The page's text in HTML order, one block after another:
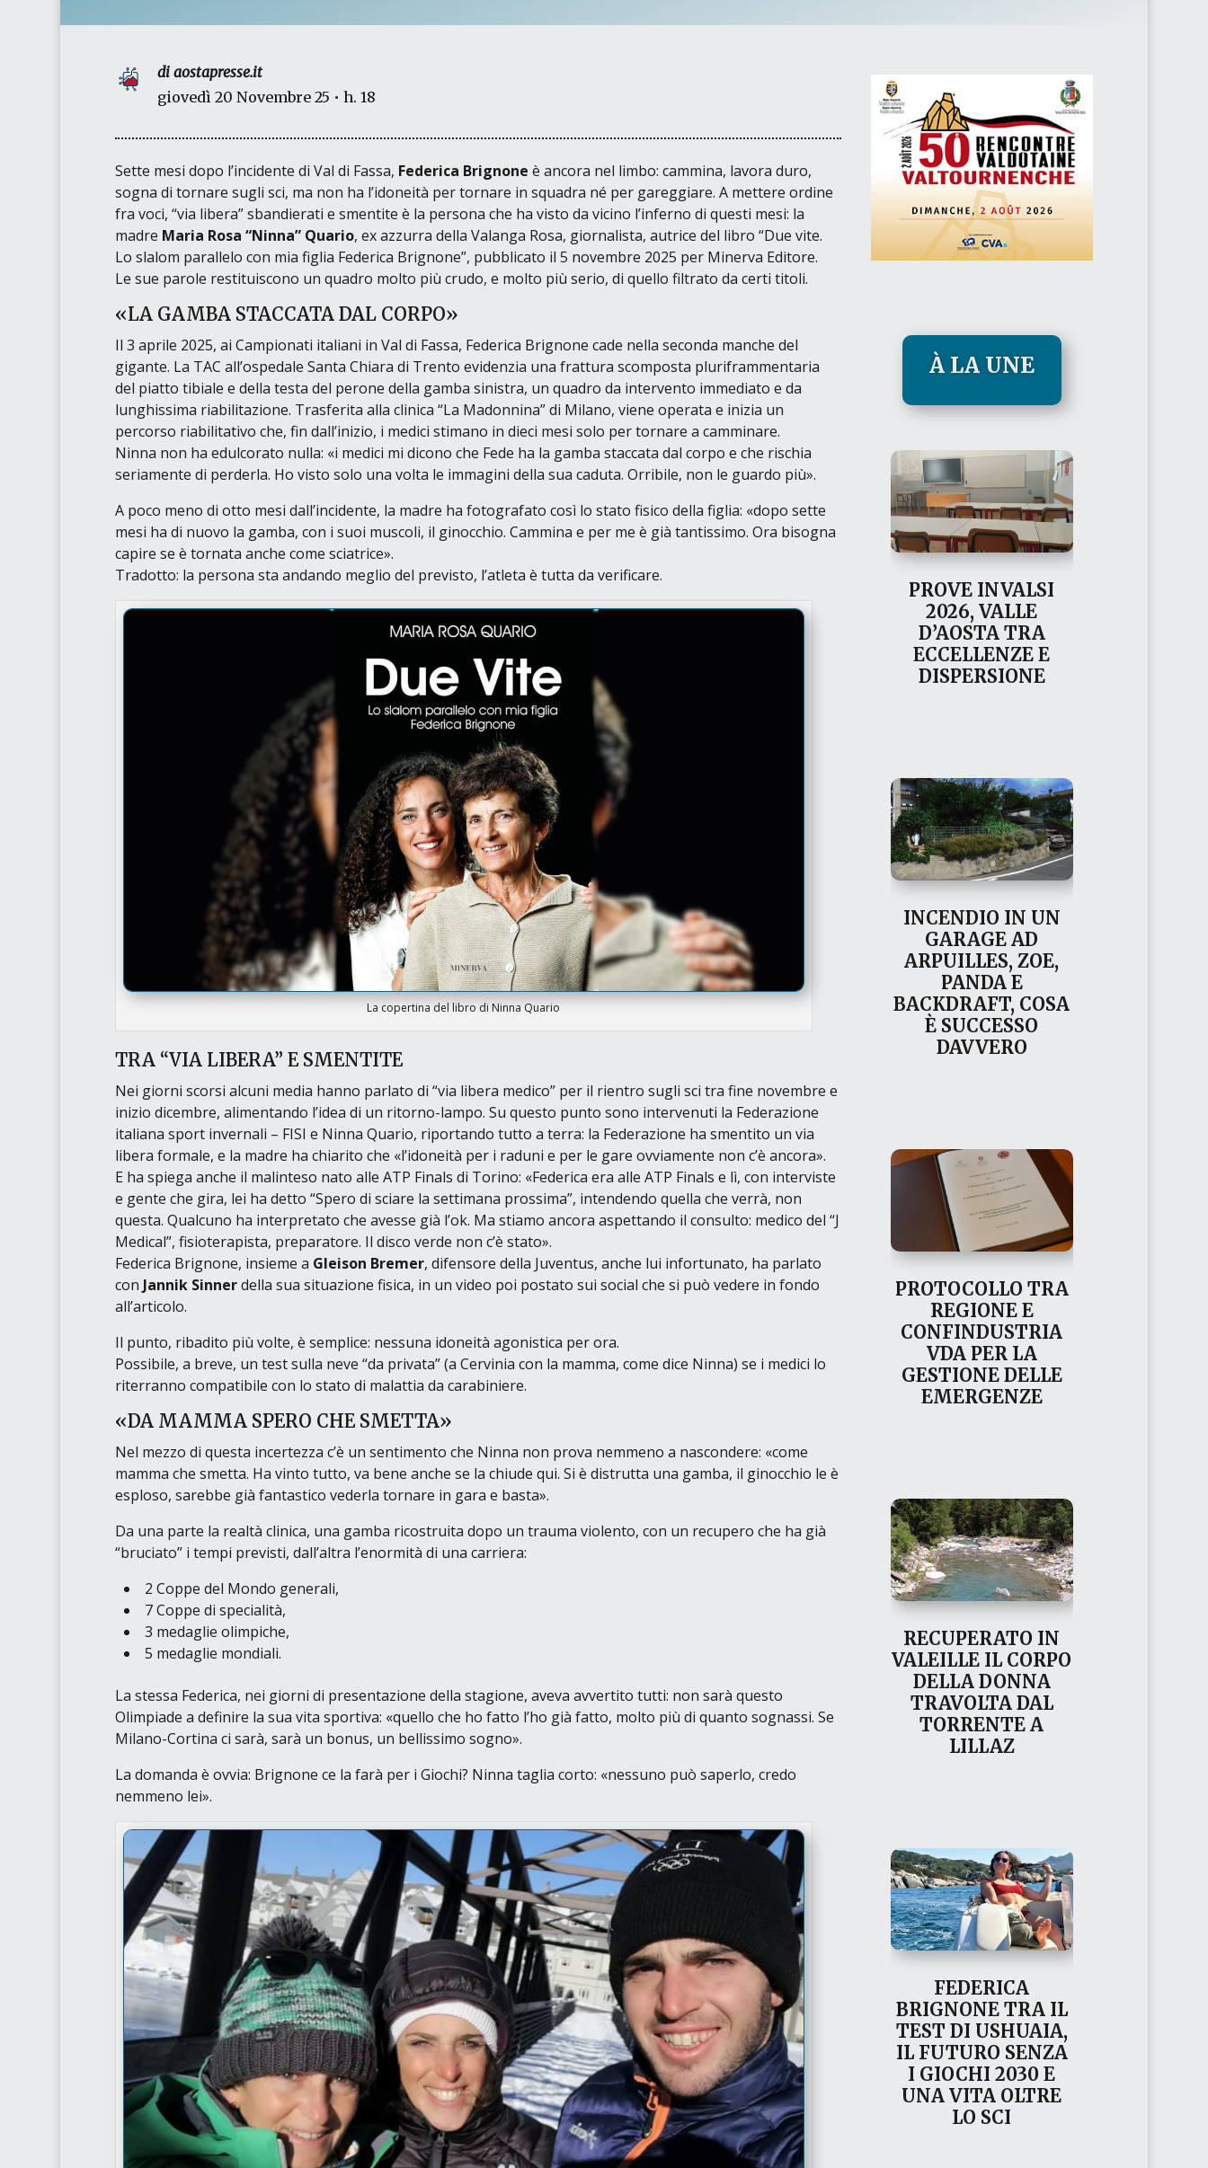
di aostapresse.it
giovedì 20 Novembre 25 • h. 18
Sette mesi dopo l’incidente di Val di Fassa, Federica Brignone è ancora nel limbo: cammina, lavora duro,
sogna di tornare sugli sci, ma non ha l’idoneità per tornare in squadra né per gareggiare. A mettere ordine
fra voci, “via libera”sbandierati e smentite è la persona che ha visto da vicino l’inferno di questi mesi: la
madre Maria Rosa “Ninna”Quario, ex azzurra della Valanga Rosa, giornalista, autrice del libro “Due vite.
Lo slalom parallelo con mia figlia Federica Brignone”, pubblicato il 5 novembre 2025 per Minerva Editore.
Le sue parole restituiscono un quadro molto più crudo, e molto più serio, di quello filtrato da certi titoli.
«LA GAMBA STACCATA DAL CORPO»
Il 3 aprile 2025, ai Campionati italiani in Val di Fassa, Federica Brignone cade nella seconda manche del
gigante. La TAC all’ospedale Santa Chiara di Trento evidenzia una frattura scomposta pluriframmentaria
del piatto tibiale e della testa del perone della gamba sinistra, un quadro da intervento immediato e da
lunghissima riabilitazione. Trasferita alla clinica “La Madonnina”di Milano, viene operata e inizia un
percorso riabilitativo che, fin dall’inizio, i medici stimano in dieci mesi solo per tornare a camminare.
Ninna non ha edulcorato nulla: «i medici mi dicono che Fede ha la gamba staccata dal corpo e che rischia
seriamente di perderla. Ho visto solo una volta le immagini della sua caduta. Orribile, non le guardo più».
A poco meno di otto mesi dall’incidente, la madre ha fotografato così lo stato fisico della figlia: «dopo sette
mesi ha di nuovo la gamba, con i suoi muscoli, il ginocchio. Cammina e per me è già tantissimo. Ora bisogna
capire se è tornata anche come sciatrice».
Tradotto: la persona sta andando meglio del previsto, l’atleta è tutta da verificare.
La copertina del libro di Ninna Quario
TRA “VIA LIBERA” E SMENTITE
Nei giorni scorsi alcuni media hanno parlato di “via libera medico”per il rientro sugli sci tra fine novembre e
inizio dicembre, alimentando l’idea di un ritorno-lampo. Su questo punto sono intervenuti la Federazione
italiana sport invernali – FISI e Ninna Quario, riportando tutto a terra: la Federazione ha smentito un via
libera formale, e la madre ha chiarito che «l’idoneità per i raduni e per le gare ovviamente non c’è ancora».
E ha spiega anche il malinteso nato alle ATP Finals di Torino: «Federica era alle ATP Finals e lì, con interviste
e gente che gira, lei ha detto “Spero di sciare la settimana prossima”, intendendo quella che verrà, non
questa. Qualcuno ha interpretato che avesse già l’ok. Ma stiamo ancora aspettando il consulto: medico del “J
Medical”, fisioterapista, preparatore. Il disco verde non c’è stato».
Federica Brignone, insieme a Gleison Bremer, difensore della Juventus, anche lui infortunato, ha parlato
con Jannik Sinnerdella sua situazione fisica, in un video poi postato sui social che si può vedere in fondo
all’articolo.
Il punto, ribadito più volte, è semplice: nessuna idoneità agonistica per ora.
Possibile, a breve, un test sulla neve “da privata” (a Cervinia con la mamma, come dice Ninna) se i medici lo
riterranno compatibile con lo stato di malattia da carabiniere.
«DA MAMMA SPERO CHE SMETTA»
Nel mezzo di questa incertezza c’è un sentimento che Ninna non prova nemmeno a nascondere: «come
mamma che smetta. Ha vinto tutto, va bene anche se la chiude qui. Si è distrutta una gamba, il ginocchio le è
esploso, sarebbe già fantastico vederla tornare in gara e basta».
Da una parte la realtà clinica, una gamba ricostruita dopo un trauma violento, con un recupero che ha già
“bruciato” i tempi previsti, dall’altra l’enormità di una carriera:
2 Coppe del Mondo generali,
7 Coppe di specialità,
3 medaglie olimpiche,
5 medaglie mondiali.
La stessa Federica, nei giorni di presentazione della stagione, aveva avvertito tutti: non sarà questo
Olimpiade a definire la sua vita sportiva: «quello che ho fatto l’ho già fatto, molto più di quanto sognassi. Se
Milano-Cortina ci sarà, sarà un bonus, un bellissimo sogno».
La domanda è ovvia: Brignone ce la farà per i Giochi? Ninna taglia corto: «nessuno può saperlo, credo
nemmeno lei».
À LA UNE
PROVE INVALSI
2026, VALLE
D’AOSTA TRA
ECCELLENZE E
DISPERSIONE
INCENDIO IN UN
GARAGE AD
ARPUILLES, ZOE,
PANDA E
BACKDRAFT, COSA
È SUCCESSO
DAVVERO
PROTOCOLLO TRA
REGIONE E
CONFINDUSTRIA
VDA PER LA
GESTIONE DELLE
EMERGENZE
RECUPERATO IN
VALEILLE IL CORPO
DELLA DONNA
TRAVOLTA DAL
TORRENTE A
LILLAZ
FEDERICA
BRIGNONE TRA IL
TEST DI USHUAIA,
IL FUTURO SENZA
I GIOCHI 2030 E
UNA VITA OLTRE
LO SCI